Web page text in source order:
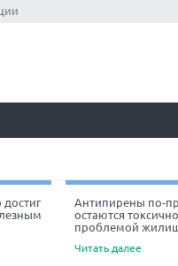
Антипирены по-
остаются
проблемой
Читать далее